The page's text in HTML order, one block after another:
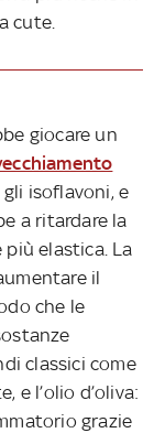
cute.
giocare un
isoflavoni, e
a ritardare la
più elastica. La
il
che le
classici come
e l’olio d’oliva:
grazie